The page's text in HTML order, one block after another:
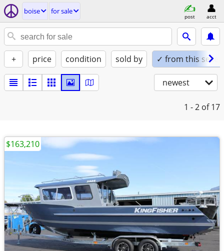
boise for sale
post acct
+ price condition sold by ✓ from this seller
newest
1 - 2 of 17
$163,210